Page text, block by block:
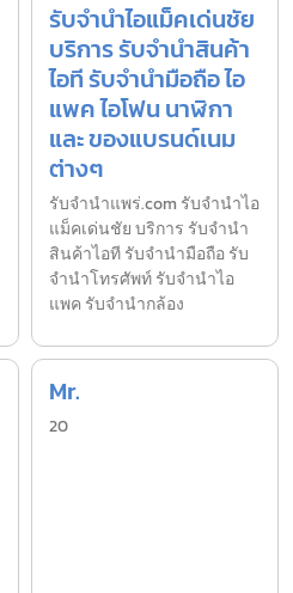
รับจำนำไอแม็คเด่นชัย
บริการ รับจำนำสินค้า
ไอที รับจำนำมือถือ ไอ
แพค ไอโฟน นาฬิกา
และ ของแบรนด์เนม
ต่างๆ
รับจํานําแพร่.com รับจำนำไอ
แม็คเด่นชัย บริการ รับจำนำ
สินค้าไอที รับจำนำมือถือ รับ
จำนำโทรศัพท์ รับจำนำไอ
แพค รับจำนำกล้อง
Mr.
20